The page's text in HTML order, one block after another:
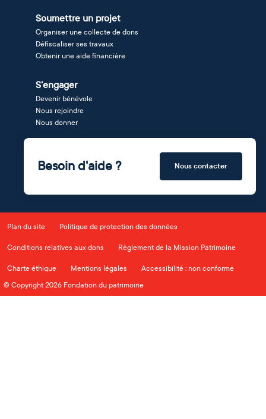
Soumettre un projet
Organiser une collecte de dons
Défiscaliser ses travaux
Obtenir une aide financière
S'engager
Devenir bénévole
Nous rejoindre
Nous donner
Besoin d'aide ? Nous contacter
Plan du site Politique de protection des données
Conditions relatives aux dons Règlement de la Mission Patrimoine
Charte éthique Mentions légales
Accessibilité : non conforme
© Copyright 2026 Fondation du patrimoine